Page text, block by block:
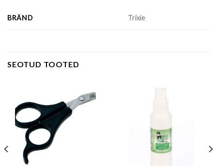
BRÄND Trixie
SEOTUD TOOTED